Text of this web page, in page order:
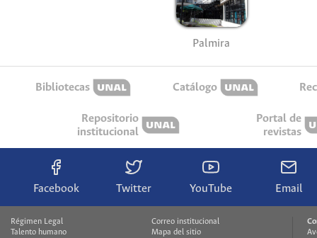
Palmira
Bibliotecas Catálogo
Repositorio
institucional
Portal de
revistas
Facebook Twitter YouTube Email
Régimen Legal
Talento humano
Correo institucional
Mapa del sitio